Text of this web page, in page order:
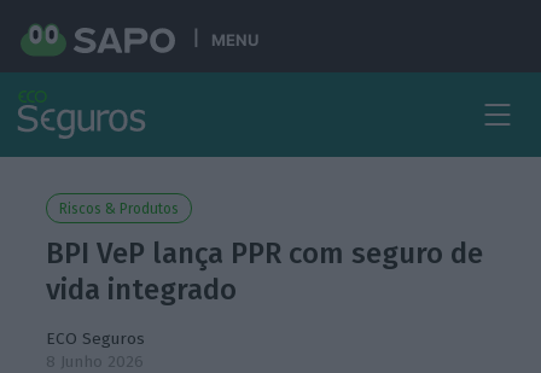
MENU
Riscos & Produtos
BPI VeP lança PPR com seguro de
vida integrado
ECO Seguros
8 Junho 2026